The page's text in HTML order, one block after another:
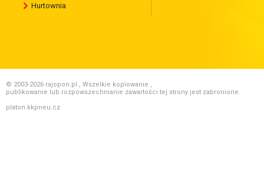
Hurtownia
© 2003-2026 rajopon.pl , Wszelkie kopiowanie ,
publikowanie lub rozpowszechnianie zawartości tej strony jest zabronione.
platon.kkpneu.cz